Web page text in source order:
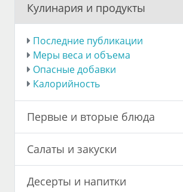
Кулинария и продукты
Последние публикации
Меры веса и объема
Опасные добавки
Калорийность
Первые и вторые блюда
Салаты и закуски
Десерты и напитки